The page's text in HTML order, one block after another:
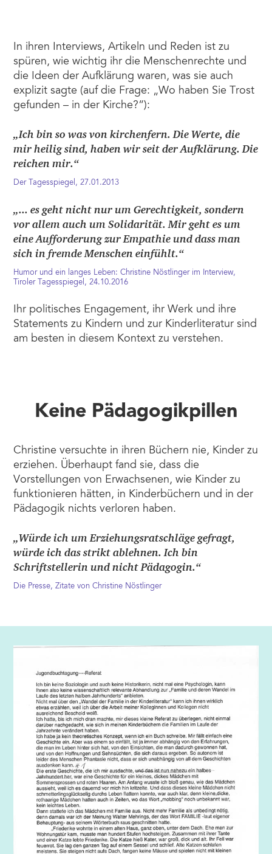
In ihren Interviews, Artikeln und Reden ist zu
spüren, wie wichtig ihr die Menschenrechte und
die Ideen der Aufklärung waren, was sie auch
explizit sagte (auf die Frage: „Wo haben Sie Trost
gefunden – in der Kirche?“):
„Ich bin so was von kirchenfern. Die Werte, die
mir heilig sind, haben wir seit der Aufklärung. Die
reichen mir.“
Der Tagesspiegel, 27.01.2013
„... es geht nicht nur um Gerechtigkeit, sondern
vor allem auch um Solidarität. Mir geht es um
eine Aufforderung zur Empathie und dass man
sich in fremde Menschen einfühlt.“
Humor und ein langes Leben: Christine Nöstlinger im Interview,
Tiroler Tagesspiegel, 24.10.2016
Ihr politisches Engagement, ihr Werk und ihre
Statements zu Kindern und zur Kinderliteratur sind
am besten in diesem Kontext zu verstehen.
Keine Pädagogikpillen
Christine versuchte in ihren Büchern nie, Kinder zu
erziehen. Überhaupt fand sie, dass die
Vorstellungen von Erwachsenen, wie Kinder zu
funktionieren hätten, in Kinderbüchern und in der
Pädagogik nichts verloren haben.
„Würde ich um Erziehungsratschläge gefragt,
würde ich das strikt ablehnen. Ich bin
Schriftstellerin und nicht Pädagogin.“
Die Presse, Zitate von Christine Nöstlinger